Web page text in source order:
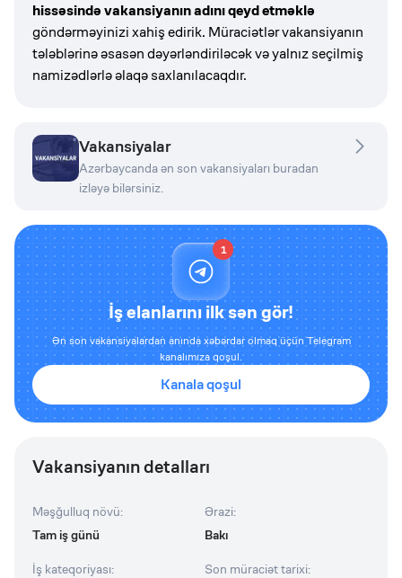
hissəsində vakansiyanın adını qeyd etməklə
göndərməyinizi xahiş edirik. Müraciətlər vakansiyanın
tələblərinə əsasən dəyərləndiriləcək və yalnız seçilmiş
namizədlərlə əlaqə saxlanılacaqdır.
Vakansiyalar
Azərbaycanda ən son vakansiyaları buradan
izləyə bilərsiniz.
1
İş elanlarını ilk sən gör!
Ən son vakansiyalardan anında xəbərdar olmaq üçün Telegram
kanalımıza qoşul.
Kanala qoşul
Vakansiyanın detalları
Məşğulluq növü:
Tam iş günü
Ərazi:
Bakı
İş kateqoriyası:
Son müraciət tarixi: